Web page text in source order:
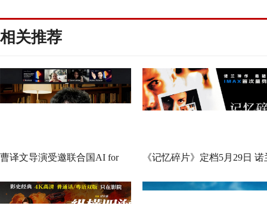
相关推荐
曹译文导演受邀联合国AI for
Good全球峰会 以AI影像传递向
善力量
《记忆碎片》定档5月29日 诺
神作IMAX首次量身定制